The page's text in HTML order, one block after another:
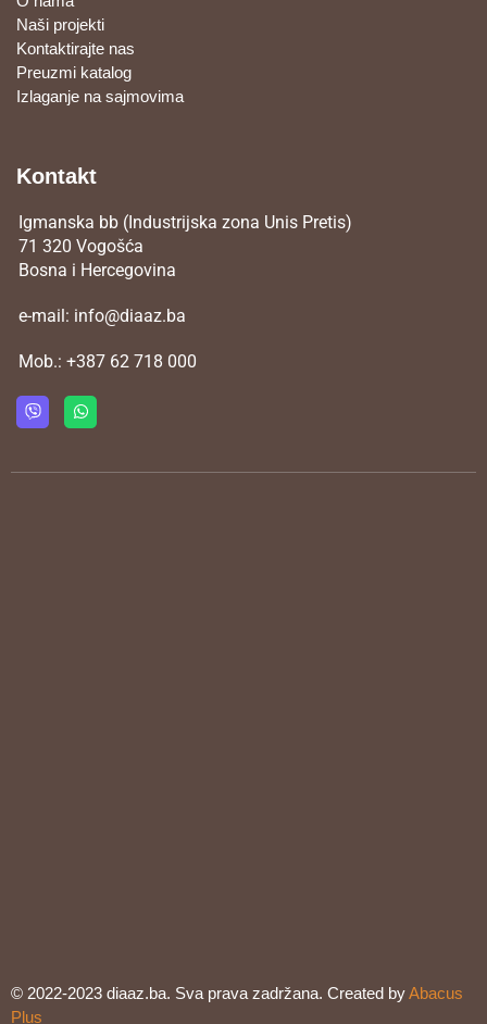
Naši projekti
Kontaktirajte nas
Preuzmi katalog
Izlaganje na sajmovima
Kontakt
Igmanska bb (Industrijska zona Unis Pretis)
71 320 Vogošća
Bosna i Hercegovina
e-mail: info@diaaz.ba
Mob.: +387 62 718 000
© 2022-2023 diaaz.ba. Sva prava zadržana. Created byAbacus
Plus